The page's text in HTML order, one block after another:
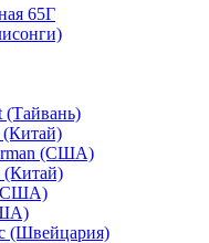
65Г
(Тайвань)
(Китай)
(США)
(Китай)
(США)
(Швейцария)